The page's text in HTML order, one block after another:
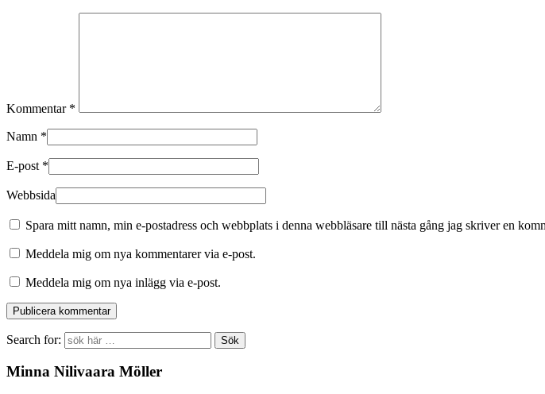
Kommentar *
Namn *
E-post *
Webbsida
Spara mitt namn, min e-postadress och webbplats i denna webbläsare till nästa gång jag skriver en
Meddela mig om nya kommentarer via e-post.
Meddela mig om nya inlägg via e-post.
Search for:
Minna Nilivaara Möller